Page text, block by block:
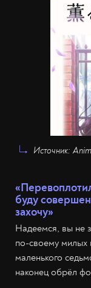
Источник:
буду
захочу»
Надеемся, вы не
по-своему милых
маленького
наконец обрёл